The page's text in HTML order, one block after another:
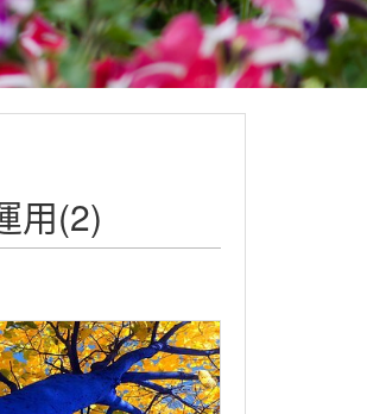
用(2)